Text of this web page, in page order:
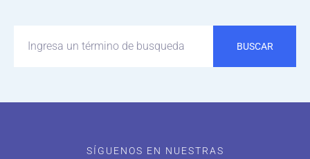
BUSCAR
SÍGUENOS EN NUESTRAS